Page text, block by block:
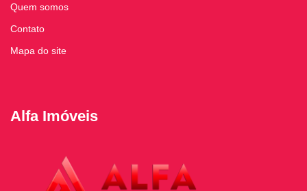
Quem somos
Contato
Mapa do site
Alfa Imóveis